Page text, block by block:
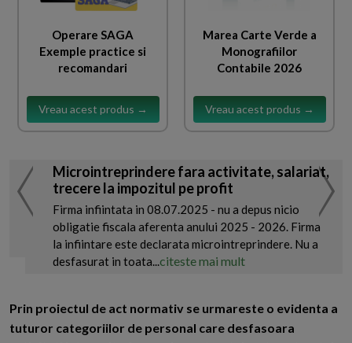
Operare SAGA
Exemple practice si
recomandari
Vreau acest produs →
Marea Carte Verde a
Monografiilor
Contabile 2026
Vreau acest produs →
Microintreprindere fara activitate, salariat,
trecere la impozitul pe profit
Firma infiintata in 08.07.2025 - nu a depus nicio
obligatie fiscala aferenta anului 2025 - 2026. Firma
la infiintare este declarata microintreprindere. Nu a
desfasurat in toata...citeste mai mult
Prin proiectul de act normativ se urmareste o evidenta a
tuturor categoriilor de personal care desfasoara